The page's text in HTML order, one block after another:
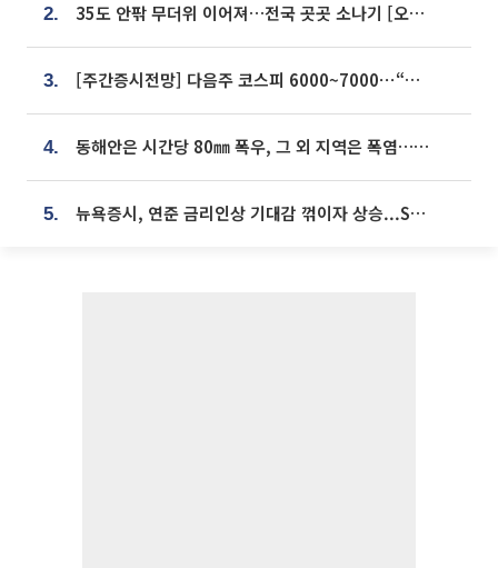
2. 35도 안팎 무더위 이어져…전국 곳곳 소나기 [오늘 날씨]
3. [주간증시전망] 다음주 코스피 6000~7000⋯“外人 수급은 정책이 변수”
4. 동해안은 시간당 80㎜ 폭우, 그 외 지역은 폭염…‘극과 극 날씨’
5. 뉴욕증시, 연준 금리인상 기대감 꺾이자 상승...S&P500 사상 최고치 [종합]